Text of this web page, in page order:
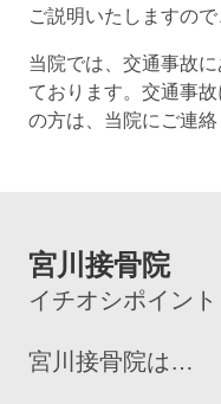
ご説明いたしますの
当院では、交通事故
ております。交通事
の方は、当院にご連絡
宮川接骨院
イチオシポイント
宮川接骨院は…